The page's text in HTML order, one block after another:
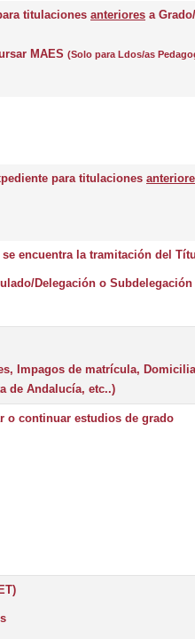
titulaciones anteriores a
MAES (Solo para Ldos/as
para titulaciones
encuentra la tramitación del
Delegación o
Impagos de matrícula,
de Andalucía, etc..)
o continuar estudios de grado